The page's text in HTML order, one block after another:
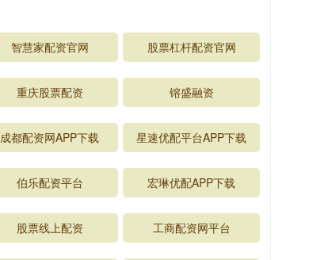
智慧家配资官网 股票杠杆配资官网
重庆股票配资 镕盛融资
成都配资网APP下载 星速优配平台APP下载
伯乐配资平台 宏琳优配APP下载
股票线上配资 工商配资网平台